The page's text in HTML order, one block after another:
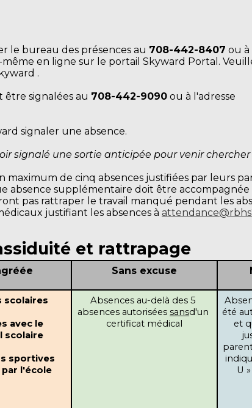
le bureau des présences au 708-442-8407 ou à
même en ligne sur le portail Skyward Portal.
.
être signalées au 708-442-9090 ou à l'adresse
signaler une absence.
signalé une sortie anticipée pour venir
de cinq absences justifiées par leurs
absence supplémentaire doit être
pas rattraper le travail manqué pendant les
justifiant les absences à
et rattrapage
Sans excuse
scolaires
avec le
scolaire
sportives
l'école
Absences au-delà des 5
absences autorisées sansd'un
certificat médical
été
et
U